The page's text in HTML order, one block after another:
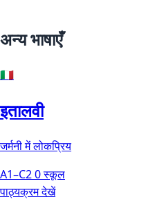
अन्य भाषाएँ
🇮🇹
इतालवी
जर्मनी में लोकप्रिय
A1–C20 स्कूल
पाठ्यक्रम देखें